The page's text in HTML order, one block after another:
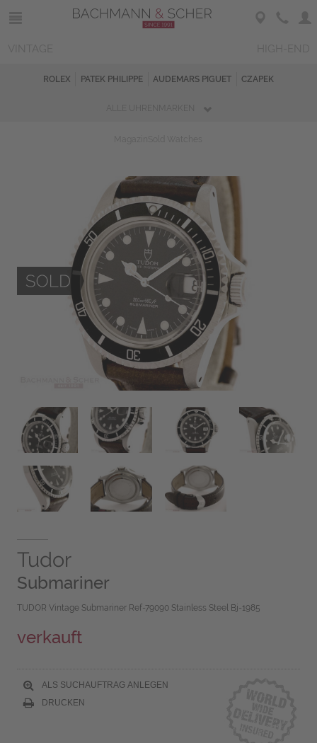
ROLEX PATEK PHILIPPE AUDEMARS PIGUET CZAPEK
Tudor
Submariner
TUDOR Vintage Submariner Ref-79090 Stainless Steel Bj-1985
verkauft
ALS SUCHAUFTRAG ANLEGEN
DRUCKEN